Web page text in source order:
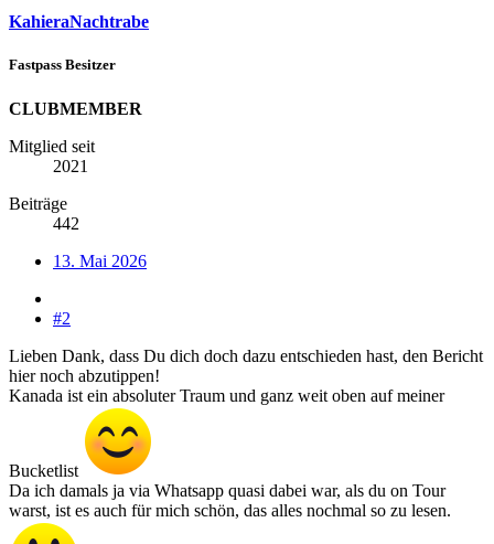
KahieraNachtrabe
Fastpass Besitzer
CLUBMEMBER
Mitglied seit
2021
Beiträge
442
13. Mai 2026
#2
Lieben Dank, dass Du dich doch dazu entschieden hast, den Bericht
hier noch abzutippen!
Kanada ist ein absoluter Traum und ganz weit oben auf meiner
Bucketlist
Da ich damals ja via Whatsapp quasi dabei war, als du on Tour
warst, ist es auch für mich schön, das alles nochmal so zu lesen.